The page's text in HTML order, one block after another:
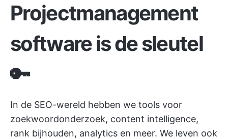
Projectmanagement
software is de sleutel
🔑
In de SEO-wereld hebben we tools voor
zoekwoordonderzoek, content intelligence,
rank bijhouden, analytics en meer. We leven ook